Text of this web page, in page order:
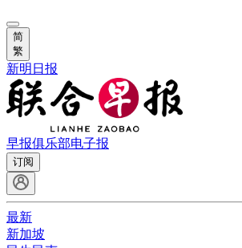
简
繁
新明日报
早报俱乐部电子报
订阅
最新
新加坡